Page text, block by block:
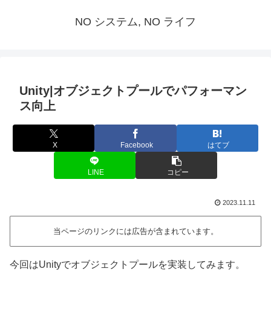
NO システム, NO ライフ
Unity|オブジェクトプールでパフォーマン
ス向上
X Facebook はてブ
LINE コピー
2023.11.11
当ページのリンクには広告が含まれています。
今回はUnityでオブジェクトプールを実装してみます。